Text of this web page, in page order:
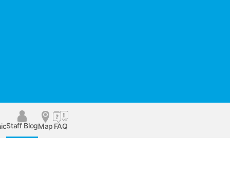
Staff BlogMap FAQ